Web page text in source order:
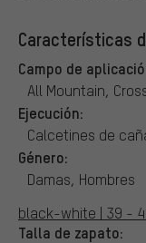
Características
Campo de
All Mountain,
Ejecución:
Calcetines de
Género:
Damas, Hombres
black-white | 39 -
Talla de zapato: